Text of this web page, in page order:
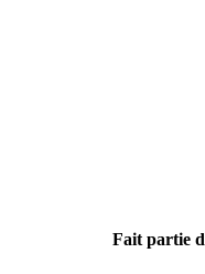
Fait partie